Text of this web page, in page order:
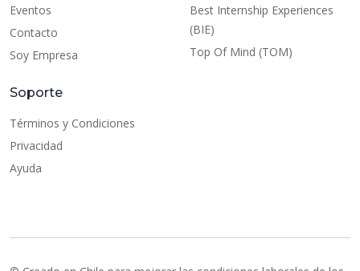
Eventos
Contacto
Soy Empresa
Best Internship Experiences
(BIE)
Top Of Mind (TOM)
Soporte
Términos y Condiciones
Privacidad
Ayuda